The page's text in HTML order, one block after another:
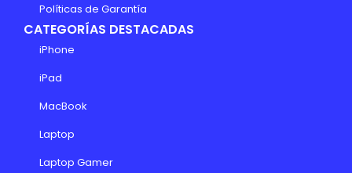
Políticas de Garantía
CATEGORÍAS DESTACADAS
iPhone
iPad
MacBook
Laptop
Laptop Gamer